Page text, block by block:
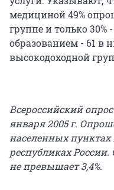
медициной 49%
группе и только
образованием - 61 в
высокодоходной
Всероссийский
января 2005 г.
населенных пунктах
республиках
не превышает 3,4%.